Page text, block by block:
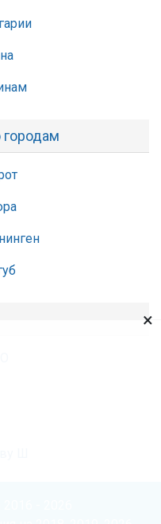
городам
×